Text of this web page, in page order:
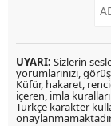
UYARI: Sizlerin
yorumlarınızı,
Küfür, hakaret,
içeren, imla kuralları
Türkçe karakter